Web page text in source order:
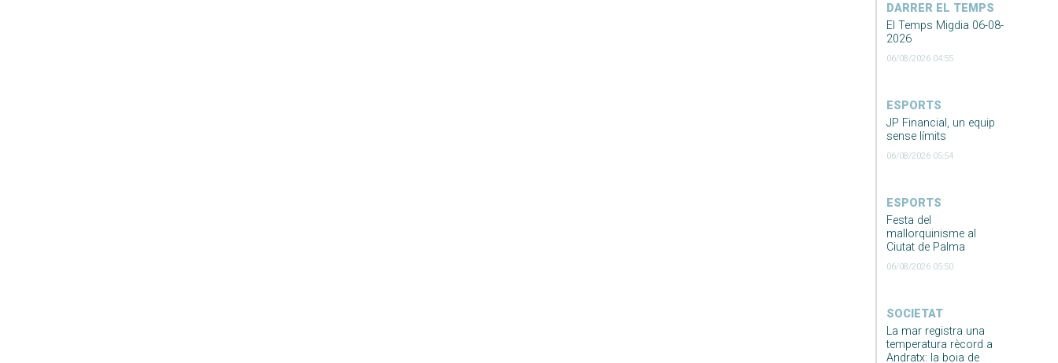
DARRER EL TEMPS
El Temps Migdia 06-08-
2026
06/08/2026 04:55
ESPORTS
JP Financial, un equip
sense límits
06/08/2026 05:54
ESPORTS
Festa del
mallorquinisme al
Ciutat de Palma
06/08/2026 05:50
SOCIETAT
La mar registra una
temperatura rècord a
Andratx: la boia de